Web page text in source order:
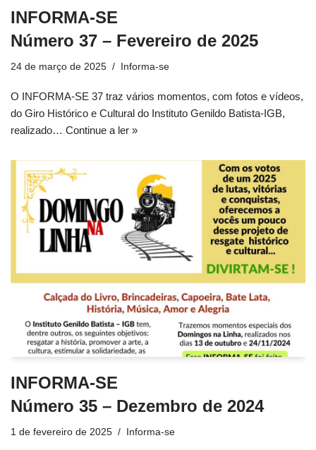
INFORMA-SE
Número 37 – Fevereiro de 2025
24 de março de 2025 Informa-se
O INFORMA-SE 37 traz vários momentos, com fotos e vídeos,
do Giro Histórico e Cultural do Instituto Genildo Batista-IGB,
realizado… Continue a ler »
INFORMA-SE
Número 35 – Dezembro de 2024
1 de fevereiro de 2025 Informa-se